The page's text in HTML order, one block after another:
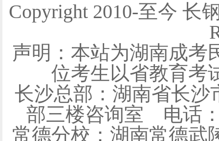
Copyright 2010-至今 长
声明：本站为湖南成考
位考生以省教育考
长沙总部：湖南省长沙
部三楼咨询室 电话：
常德分校：湖南常德